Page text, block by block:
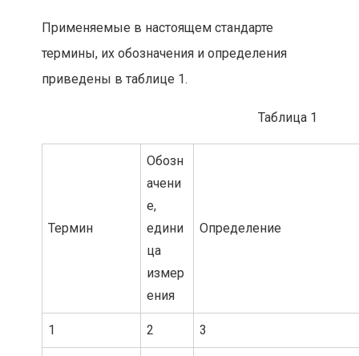
Применяемые в настоящем стандарте
термины, их обозначения и определения
приведены в таблице 1.
Таблица 1
Термин
Обозн
ачени
е,
едини
ца
измер
ения
Определение
1 2 3